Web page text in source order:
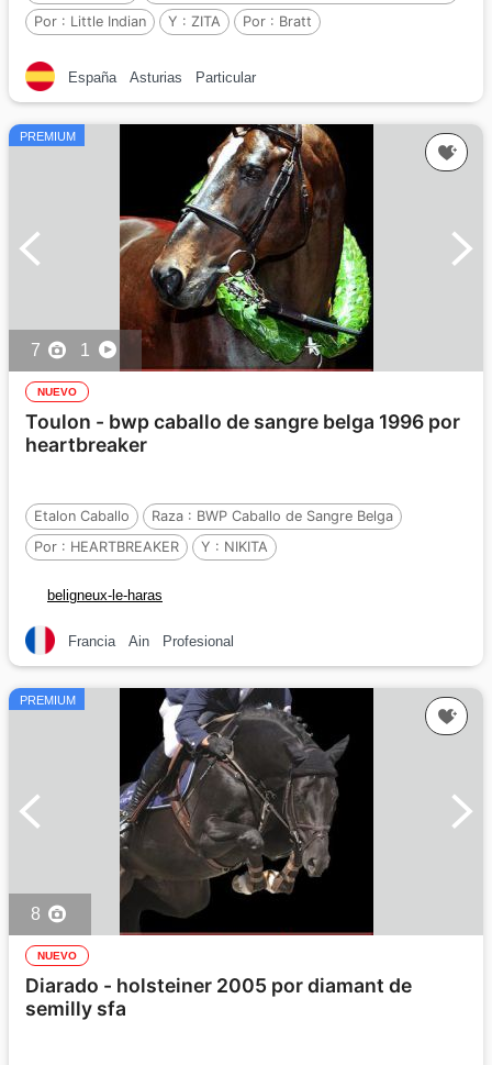
Por : Little Indian Y : ZITA Por : Bratt
España Asturias Particular
PREMIUM
7 1
NUEVO
Toulon - bwp caballo de sangre belga 1996 por
heartbreaker
Etalon Caballo Raza : BWP Caballo de Sangre Belga
Por : HEARTBREAKER Y : NIKITA
beligneux-le-haras
Francia Ain Profesional
PREMIUM
8
NUEVO
Diarado - holsteiner 2005 por diamant de
semilly sfa